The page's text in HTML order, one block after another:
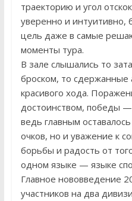
траекторию и угол
уверенно и интуитивно,
цель даже в самые
моменты тура.
В зале слышались то
броском, то сдержанные
красивого хода.
достоинством, победы
ведь главным
очков, но и уважение к
борьбы и радость от
одном языке — языке
Главное нововведение
участников на два